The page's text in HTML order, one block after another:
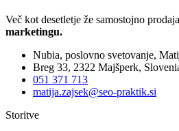
Več kot desetletje že samostojno
marketingu.
Nubia, poslovno svetovanje,
Breg 33, 2322 Majšperk,
051 371 713
matija.zajsek@seo-praktik.si
Storitve